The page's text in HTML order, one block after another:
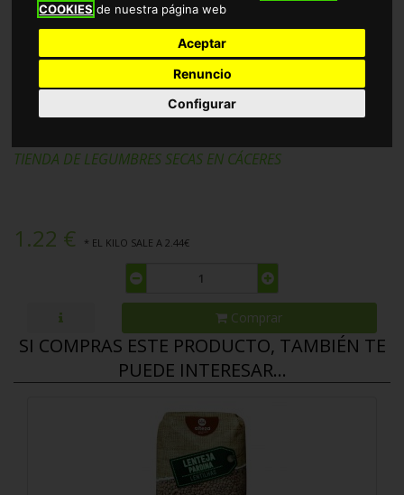
COOKIES de nuestra página web
Aceptar
Renuncio
Configurar
ALUBIA BLANCA LARGA ALTEZA
TIENDA DE LEGUMBRES SECAS EN CÁCERES
1.22 € * EL KILO SALE A 2.44€
Comprar
SI COMPRAS ESTE PRODUCTO, TAMBIÉN TE
PUEDE INTERESAR...